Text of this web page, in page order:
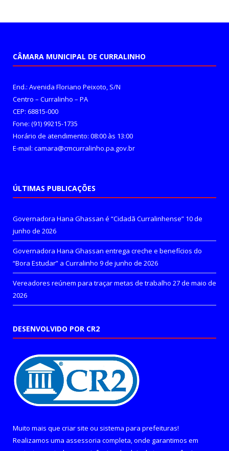
CÂMARA MUNICIPAL DE CURRALINHO
End.: Avenida Floriano Peixoto, S/N
Centro – Curralinho – PA
CEP: 68815-000
Fone: (91) 99215-1735
Horário de atendimento: 08:00 às 13:00
E-mail: camara@cmcurralinho.pa.gov.br
ÚLTIMAS PUBLICAÇÕES
Governadora Hana Ghassan é “Cidadã Curralinhense” 10 de
junho de 2026
Governadora Hana Ghassan entrega creche e benefícios do
“Bora Estudar” a Curralinho 9 de junho de 2026
Vereadores reúnem para traçar metas de trabalho 27 de maio de
2026
DESENVOLVIDO POR CR2
Muito mais que criar site ou sistema para prefeituras!
Realizamos uma assessoria completa, onde garantimos em